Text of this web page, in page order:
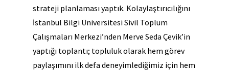
strateji planlaması yaptık. Kolaylaştırıcılığını
İstanbul Bilgi Üniversitesi Sivil Toplum
Çalışmaları Merkezi’nden Merve Seda Çevik’in
yaptığı toplantı; topluluk olarak hem görev
paylaşımını ilk defa deneyimlediğimiz için hem